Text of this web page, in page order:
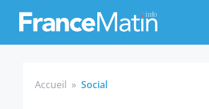
Accueil » Social